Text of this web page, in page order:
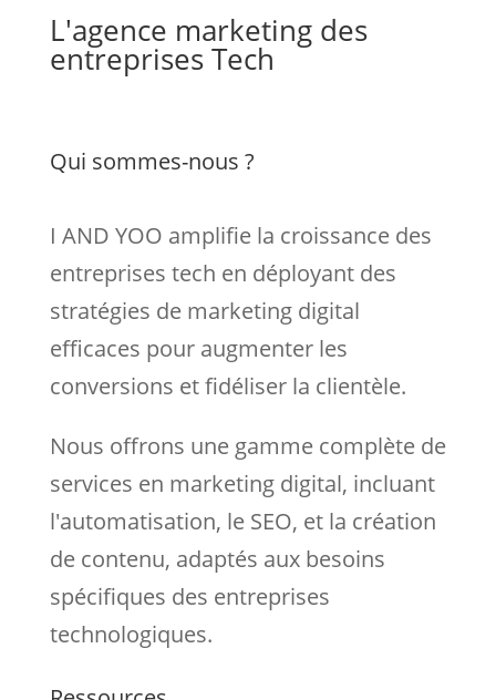
L'agence marketing des
entreprises Tech
Qui sommes-nous ?
I AND YOO amplifie la croissance des
entreprises tech en déployant des
stratégies de marketing digital
efficaces pour augmenter les
conversions et fidéliser la clientèle.
Nous offrons une gamme complète de
services en marketing digital, incluant
l'automatisation, le SEO, et la création
de contenu, adaptés aux besoins
spécifiques des entreprises
technologiques.